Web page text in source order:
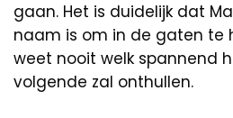
gaan. Het is duidelijk dat
naam is om in de gaten te
weet nooit welk spannend
volgende zal onthullen.